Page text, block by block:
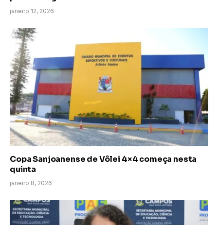
janeiro 12, 2026
Copa Sanjoanense de Vôlei 4×4 começa nesta
quinta
janeiro 8, 2026